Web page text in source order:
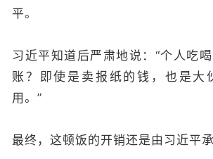
平。
习近平知道后严肃地说：“个人吃
账？即使是卖报纸的钱，也是大
用。”
最终，这顿饭的开销还是由习近平承